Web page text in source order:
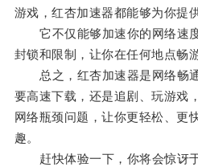
游戏，红杏加速器都能够为你提
它不仅能够加速你的网络速
封锁和限制，让你在任何地点畅
总之，红杏加速器是网络畅
要高速下载，还是追剧、玩游戏
网络瓶颈问题，让你更轻松、更
趣。
赶快体验一下，你将会惊讶